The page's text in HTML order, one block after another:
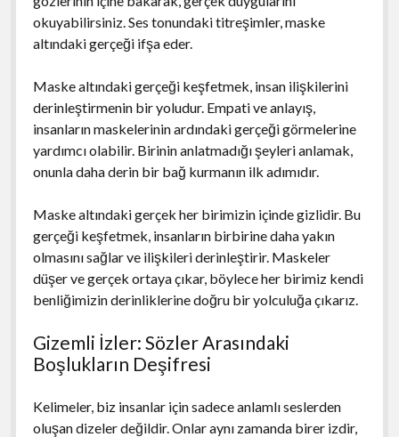
okuyabilirsiniz. Ses tonundaki titreşimler, maske
altındaki gerçeği ifşa eder.
Maske altındaki gerçeği keşfetmek, insan ilişkilerini
derinleştirmenin bir yoludur. Empati ve anlayış,
insanların maskelerinin ardındaki gerçeği görmelerine
yardımcı olabilir. Birinin anlatmadığı şeyleri anlamak,
onunla daha derin bir bağ kurmanın ilk adımıdır.
Maske altındaki gerçek her birimizin içinde gizlidir. Bu
gerçeği keşfetmek, insanların birbirine daha yakın
olmasını sağlar ve ilişkileri derinleştirir. Maskeler
düşer ve gerçek ortaya çıkar, böylece her birimiz kendi
benliğimizin derinliklerine doğru bir yolculuğa çıkarız.
Gizemli İzler: Sözler Arasındaki
Boşlukların Deşifresi
Kelimeler, biz insanlar için sadece anlamlı seslerden
oluşan dizeler değildir. Onlar aynı zamanda birer izdir,